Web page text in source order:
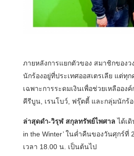
ภายหลังการแยกตัวของ สมาชิกของว
นักร้องอยู่ที่ประเทศออสเตรเลีย แต่ทุ
เฉพาะการระดมเงินเพื่อช่วยเหลืออ
คีรีบูน, เรนโบว์, ฟรุ๊ตตี้ และกลุ่มนักร้
ล่าสุดดำ-วิรุฬ สกุลทรัพย์ไพศาล ได้เ
in the Winter’ ในค่ำคืนของวันศุกร์
เวลา 18.00 น. เป็นต้นไป